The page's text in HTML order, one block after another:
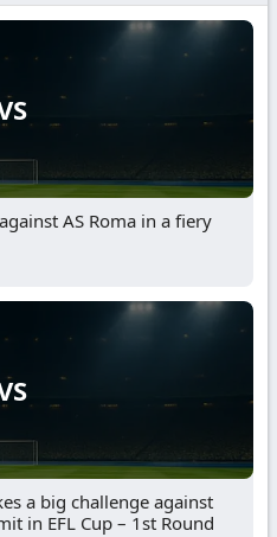
AS Roma in a fiery
a big challenge against
in EFL Cup – 1st Round